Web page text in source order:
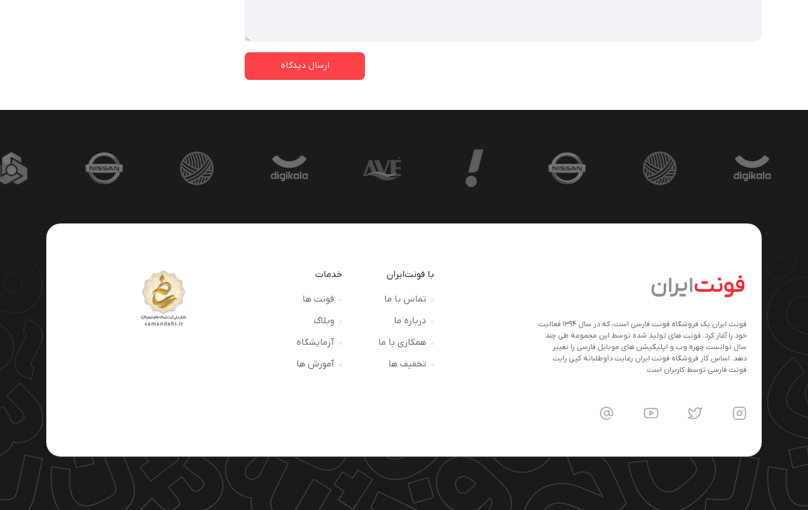
فونت ایران یک فروشگاه فونت فارسی است، که در سال ۱۳۹۴ فعالیت
خود را آغاز کرد. فونت های تولید شده توسط این مجموعه طی چند
سال توانست چهره وب و اپلیکیشن های موبایل فارسی را تغییر
دهد. اساس کار فروشگاه فونت ایران رعایت داوطلبانه کپی رایت
فونت فارسی توسط کاربران است.
با فونت‌ایران
تماس با ما
درباره ما
همکاری با ما
تخفیف ها
خدمات
فونت ها
وبلاگ
آزمایشگاه
آموزش ها